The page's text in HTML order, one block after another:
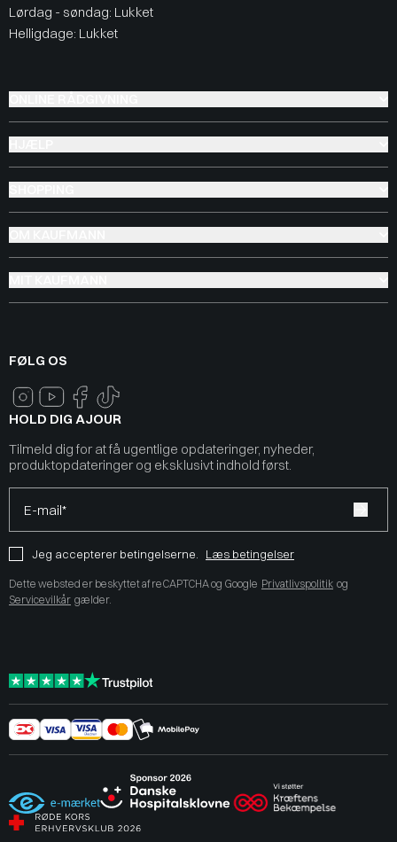
Lørdag - søndag: Lukket
Helligdage: Lukket
FØLG OS
HOLD DIG AJOUR
Tilmeld dig for at få ugentlige opdateringer, nyheder,
produktopdateringer og eksklusivt indhold først.
E-mail*
Jeg accepterer betingelserne. Læs betingelser
Dette websted er beskyttet af reCAPTCHA og Google Privatlivspolitik og
Servicevilkår gælder.